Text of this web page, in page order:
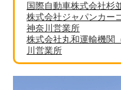
国際自動車株式会社杉
株式会社ジャパンカー
神奈川営業所
株式会社丸和運輸機関
川営業所